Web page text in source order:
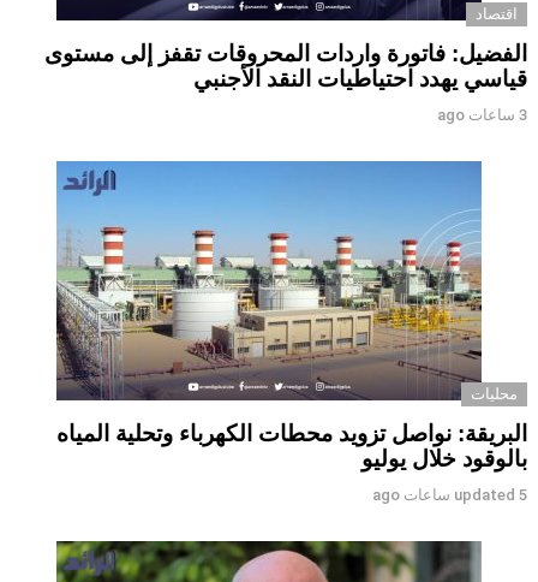
اقتصاد
الفضيل: فاتورة واردات المحروقات تقفز إلى مستوى
قياسي يهدد احتياطيات النقد الأجنبي
3 ساعات ago
محليات
البريقة: نواصل تزويد محطات الكهرباء وتحلية المياه
بالوقود خلال يوليو
updated 5 ساعات ago